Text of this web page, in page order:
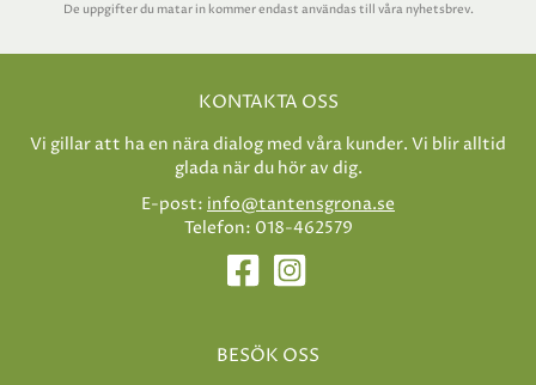
De uppgifter du matar in kommer endast användas till våra nyhetsbrev.
KONTAKTA OSS
Vi gillar att ha en nära dialog med våra kunder. Vi blir alltid
glada när du hör av dig.
E-post: info@tantensgrona.se
Telefon: 018-462579
BESÖK OSS